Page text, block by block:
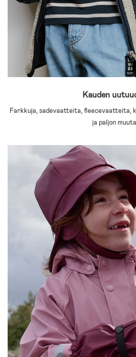
Kauden
Farkkuja, sadevaatteita, fleecevaatteita,
ja paljon muuta